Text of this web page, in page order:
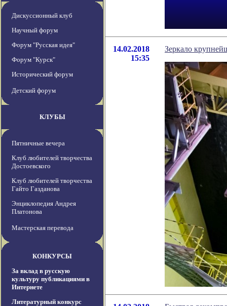
Дискуссионный клуб
Научный форум
Форум "Русская идея"
Форум "Курск"
Исторический форум
Детский форум
КЛУБЫ
Пятничные вечера
Клуб любителей творчества
Достоевского
Клуб любителей творчества
Гайто Газданова
Энциклопедия Андрея
Платонова
Мастерская перевода
КОНКУРСЫ
За вклад в русскую
культуру публикациями в
Интернете
Литературный конкурс
14.02.2018
15:35
Зеркало